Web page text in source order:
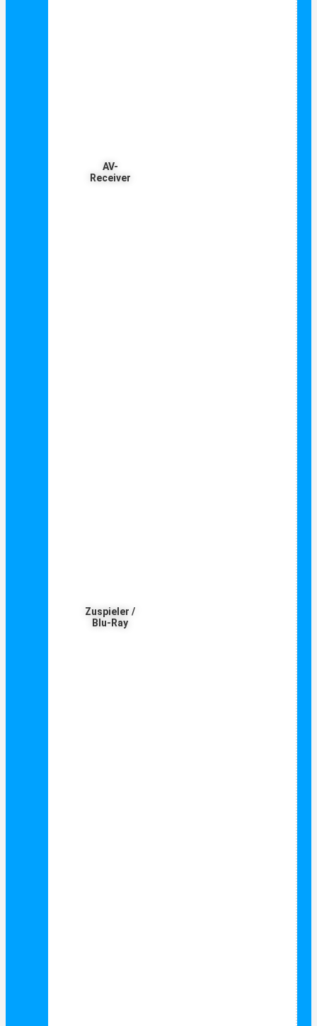
AV-
Receiver
Zuspieler /
Blu-Ray